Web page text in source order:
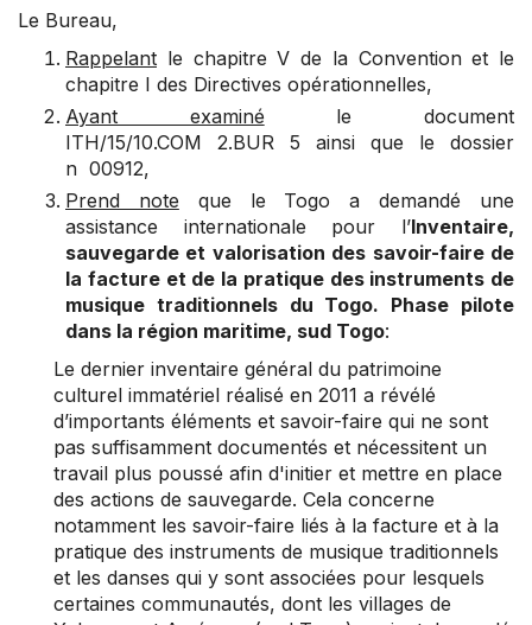
Le Bureau,
Rappelant le chapitre V de la Convention et le
chapitre I des Directives opérationnelles,
Ayant examiné le document
ITH/15/10.COM 2.BUR 5 ainsi que le dossier
n 00912,
Prend note que le Togo a demandé une
assistance internationale pour l’Inventaire,
sauvegarde et valorisation des savoir-faire de
la facture et de la pratique des instruments de
musique traditionnels du Togo. Phase pilote
dans la région maritime, sud Togo:
Le dernier inventaire général du patrimoine
culturel immatériel réalisé en 2011 a révélé
d’importants éléments et savoir-faire qui ne sont
pas suffisamment documentés et nécessitent un
travail plus poussé afin d'initier et mettre en place
des actions de sauvegarde. Cela concerne
notamment les savoir-faire liés à la facture et à la
pratique des instruments de musique traditionnels
et les danses qui y sont associées pour lesquels
certaines communautés, dont les villages de